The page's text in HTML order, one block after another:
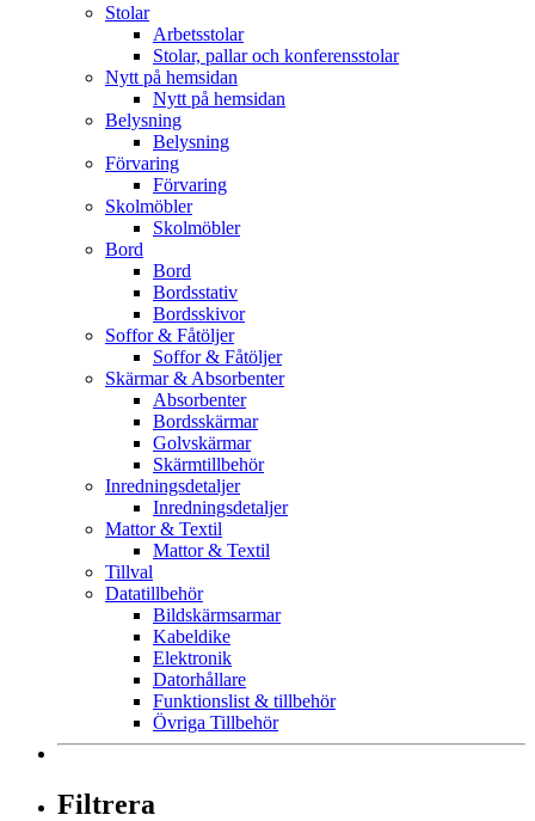
Stolar
Arbetsstolar
Stolar, pallar och konferensstolar
Nytt på hemsidan
Nytt på hemsidan
Belysning
Belysning
Förvaring
Förvaring
Skolmöbler
Skolmöbler
Bord
Bord
Bordsstativ
Bordsskivor
Soffor & Fåtöljer
Soffor & Fåtöljer
Skärmar & Absorbenter
Absorbenter
Bordsskärmar
Golvskärmar
Skärmtillbehör
Inredningsdetaljer
Inredningsdetaljer
Mattor & Textil
Mattor & Textil
Tillval
Datatillbehör
Bildskärmsarmar
Kabeldike
Elektronik
Datorhållare
Funktionslist & tillbehör
Övriga Tillbehör
Filtrera